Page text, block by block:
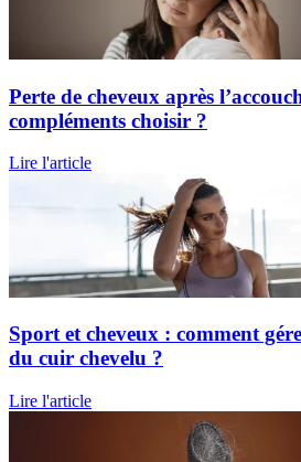
Perte de cheveux après
compléments choisir ?
Lire l'article
Sport et cheveux : comment
du cuir chevelu ?
Lire l'article